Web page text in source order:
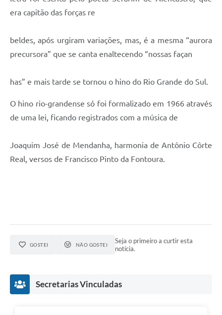
era capitão das forças re
beldes, após urgiram variações, mas, é a mesma “aurora
precursora” que se canta enaltecendo “nossas façan
has” e mais tarde se tornou o hino do Rio Grande do Sul.
O hino rio-grandense só foi formalizado em 1966 através
de uma lei, ficando registrados com a música de
Joaquim José de Mendanha, harmonia de Antônio Côrte
Real, versos de Francisco Pinto da Fontoura.
GOSTEI NÃO GOSTEI
Seja o primeiro a curtir esta
notícia.
Secretarias Vinculadas